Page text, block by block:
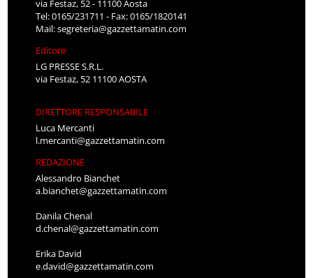
via Festaz, 52 - 11100 Aosta
Tel: 0165/231711 - Fax: 0165/1820141
Mail:segreteria@gazzettamatin.com
Editore
LG PRESSE S.R.L.
via Festaz, 52 11100 AOSTA
DIRETTORE RESPONSABILE
Luca Mercanti
l.mercanti@gazzettamatin.com
REDAZIONE
Alessandro Bianchet
a.bianchet@gazzettamatin.com
Danila Chenal
d.chenal@gazzettamatin.com
Erika David
e.david@gazzettamatin.com